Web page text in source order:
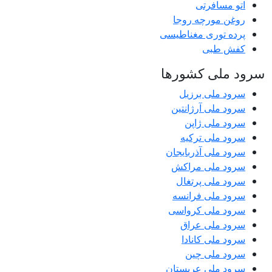
اتو مسافرتی
روغن مورچه روجا
پرده توری مغناطیسی
کفش طبی
سرود ملی کشورها
سرود ملی برزیل
سرود ملی آرژانتین
سرود ملی ژاپن
سرود ملی ترکیه
سرود ملی آذربایجان
سرود ملی مراکش
سرود ملی پرتغال
سرود ملی فرانسه
سرود ملی کرواسی
سرود ملی عراق
سرود ملی کانادا
سرود ملی چین
سرود ملی عربستان